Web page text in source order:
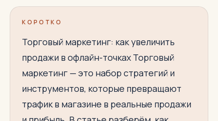
КОРОТКО
Торговый маркетинг: как увеличить
продажи в офлайн-точках Торговый
маркетинг — это набор стратегий и
инструментов, которые превращают
трафик в магазине в реальные продажи